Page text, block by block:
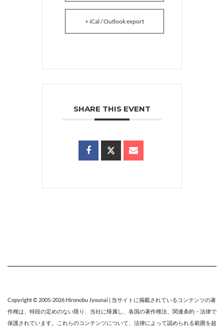
+ iCal / Outlook export
SHARE THIS EVENT
Copyright © 2005-2026 Hironobu Jyounai | 当サイトに掲載されているコンテンツの著
作権は、特段の定めのない限り、 当社に帰属し、各国の著作権法、関連条約・法律で
保護されています。これらのコンテンツについて、法律によって認められる範囲を超